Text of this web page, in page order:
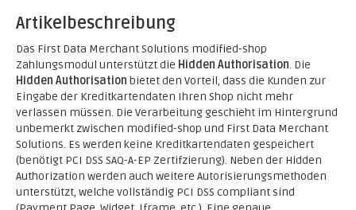
Artikelbeschreibung
Das First Data Merchant Solutions modified-shop
Zahlungsmodul unterstützt die Hidden Authorisation. Die
Hidden Authorisation bietet den Vorteil, dass die Kunden zur
Eingabe der Kreditkartendaten Ihren Shop nicht mehr
verlassen müssen. Die Verarbeitung geschieht im Hintergrund
unbemerkt zwischen modified-shop und First Data Merchant
Solutions. Es werden keine Kreditkartendaten gespeichert
(benötigt PCI DSS SAQ-A-EP Zertifzierung). Neben der Hidden
Authorization werden auch weitere Autorisierungsmethoden
unterstützt, welche vollständig PCI DSS compliant sind